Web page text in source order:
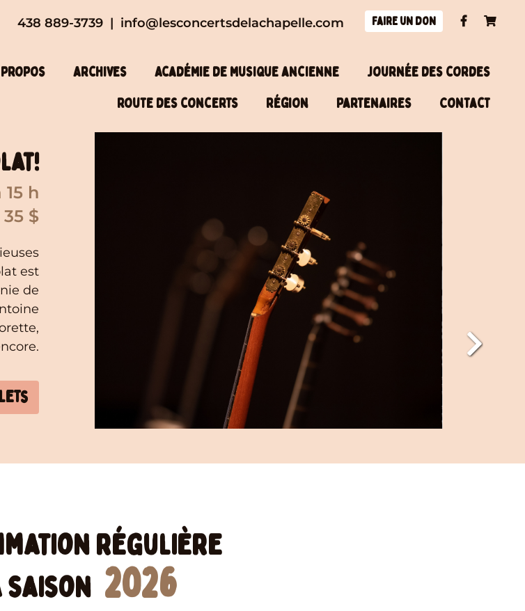
438 889-3739 | info@lesconcertsdelachapelle.com
Faire un don
propos Archives Académie de musique ancienne
Journée des cordes
Route des concerts
Région Partenaires Contact
h
$
est
de
régulière
saison 2026